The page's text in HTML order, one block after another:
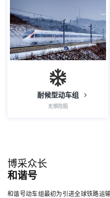
耐候型动车组
无惧险阻
博采众长
和谐号
和谐号动车组最初为引进全球铁路运